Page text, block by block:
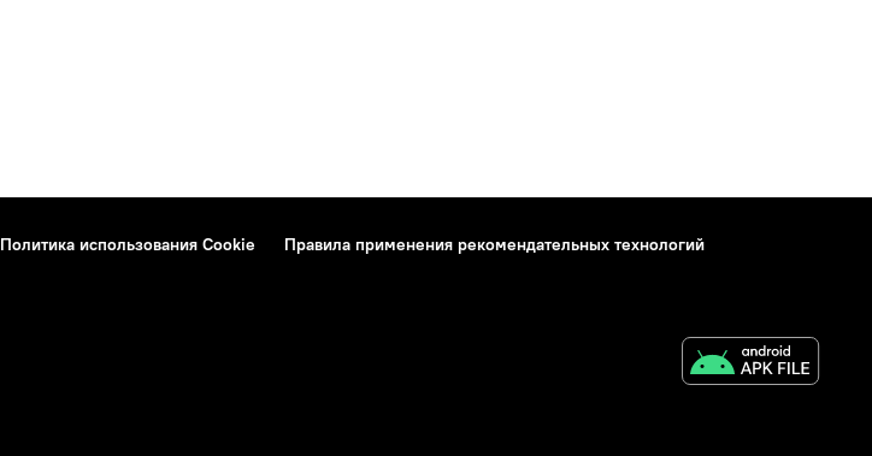
Политика использования Cookie
Правила применения рекомендательных технологий